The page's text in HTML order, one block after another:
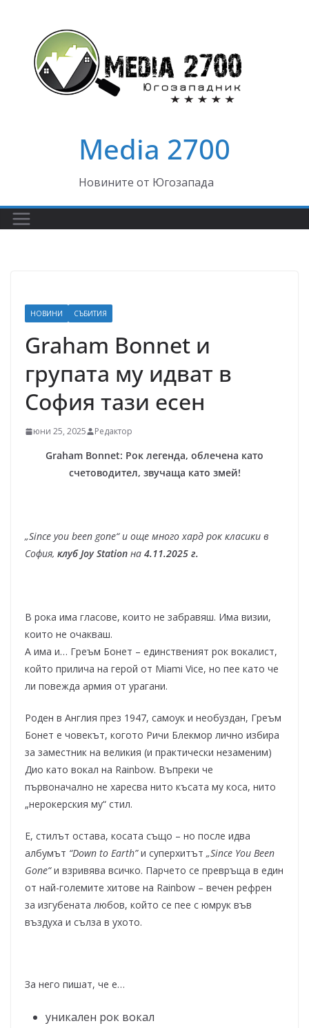
content
Media 2700
Новините от Югозапада
НОВИНИ СЪБИТИЯ
Graham Bonnet и
групата му идват в
София тази есен
юни 25, 2025 Редактор
Graham Bonnet: Рок легенда, облечена като
счетоводител, звучаща като змей!
„Since you been gone“и още много хард рок класики в
София, клубJoy Station на 4.11.2025 г.
В рока има гласове, които не забравяш. Има визии,
които не очакваш.
А има и… Греъм Бонет – единственият рок вокалист,
който прилича на герой от Miami Vice, но пее като че
ли повежда армия от урагани.
Роден в Англия през 1947, самоук и необуздан, Греъм
Бонет е човекът, когото Ричи Блекмор лично избира
за заместник на великия (и практически незаменим)
Дио като вокал на Rainbow. Въпреки че
първоначално не харесва нито късата му коса, нито
„нерокерския му“ стил.
Е, стилът остава, косата също – но после идва
албумът “Down to Earth”и суперхитът „Since You Been
Gone“и взривява всичко. Парчето се превръща в един
от най-големите хитове на Rainbow – вечен рефрен
за изгубената любов, който се пее с юмрук във
въздуха и сълза в ухото.
За него пишат, че е…
уникален рок вокал